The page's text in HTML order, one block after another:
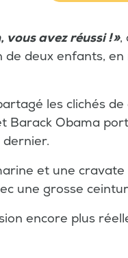
vous avez réussi ! »,
de deux enfants,
les clichés
Barack Obama
et une cravate
une grosse
encore plus